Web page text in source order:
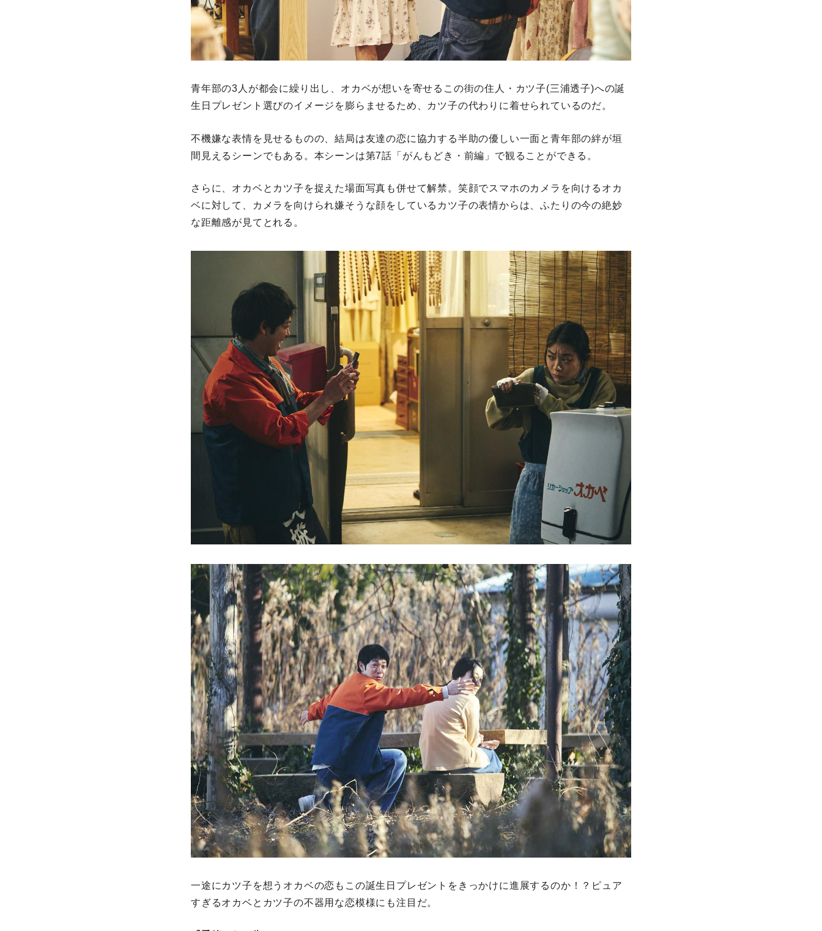
青年部の3人が都会に繰り出し、オカベが想いを寄せるこの街の住人・カツ子(三浦透子)への誕
生日プレゼント選びのイメージを膨らませるため、カツ子の代わりに着せられているのだ。
不機嫌な表情を見せるものの、結局は友達の恋に協力する半助の優しい一面と青年部の絆が垣
間見えるシーンでもある。本シーンは第7話「がんもどき・前編」で観ることができる。
さらに、オカベとカツ子を捉えた場面写真も併せて解禁。笑顔でスマホのカメラを向けるオカ
ベに対して、カメラを向けられ嫌そうな顔をしているカツ子の表情からは、ふたりの今の絶妙
な距離感が見てとれる。
一途にカツ子を想うオカベの恋もこの誕生日プレゼントをきっかけに進展するのか！？ピュア
すぎるオカベとカツ子の不器用な恋模様にも注目だ。